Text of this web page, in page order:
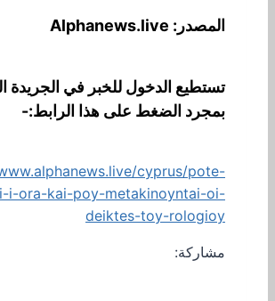
المصدر: Alphanews.live
تستطيع الدخول للخبر في الجريدة
بمجرد الضغط على هذا الرابط:-
cyprus/pote-
i-ora-kai-poy-metakinoyntai-oi-
deiktes-toy-rologioy
مشاركة: